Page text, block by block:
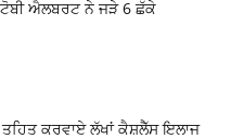
ਐਲਬਰਟ ਨੇ ਜੜੇ 6 ਛੱਕੇ
ਤਹਿਤ ਕਰਵਾਏ ਲੱਖਾਂ ਕੈਸ਼ਲੈੱਸ ਇਲਾਜ